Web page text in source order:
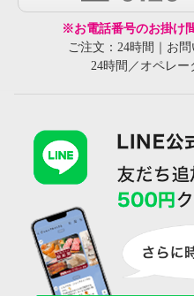
※お電話番号のお掛け
ご注文：24時間｜お
24時間／オペレー